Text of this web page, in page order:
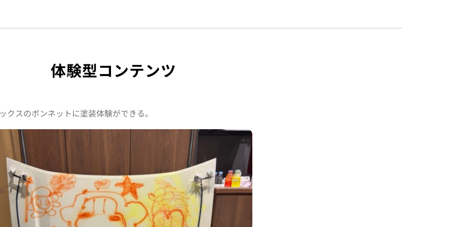
体験型コンテンツ
クスのボンネットに塗装体験ができる。